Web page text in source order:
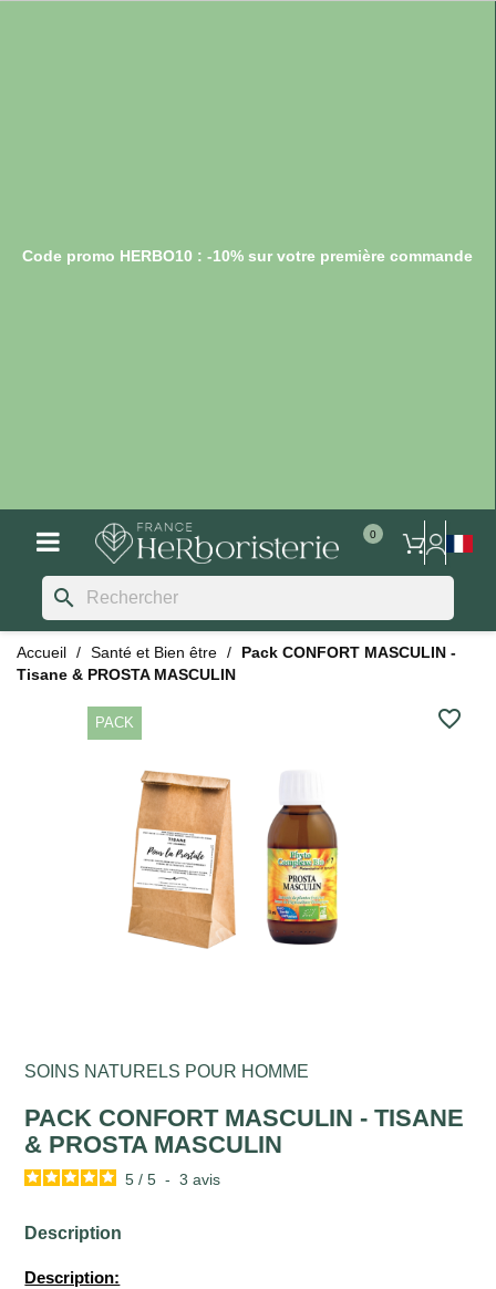
Code promo HERBO10 : -10% sur votre première commande
search
Accueil Santé et Bien être
Pack CONFORT MASCULIN -
Tisane & PROSTA MASCULIN
PACK favorite_border
SOINS NATURELS POUR HOMME
PACK CONFORT MASCULIN - TISANE
& PROSTA MASCULIN
5 / 5 - 3avis
Description
Description: